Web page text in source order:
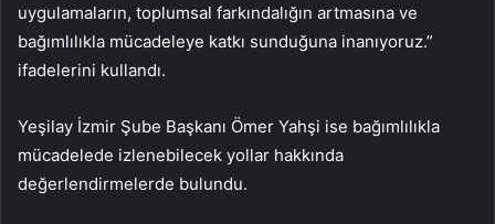
uygulamaların, toplumsal farkındalığın artmasına ve
bağımlılıkla mücadeleye katkı sunduğuna inanıyoruz.”
ifadelerini kullandı.
Yeşilay İzmir Şube Başkanı Ömer Yahşi ise bağımlılıkla
mücadelede izlenebilecek yollar hakkında
değerlendirmelerde bulundu.